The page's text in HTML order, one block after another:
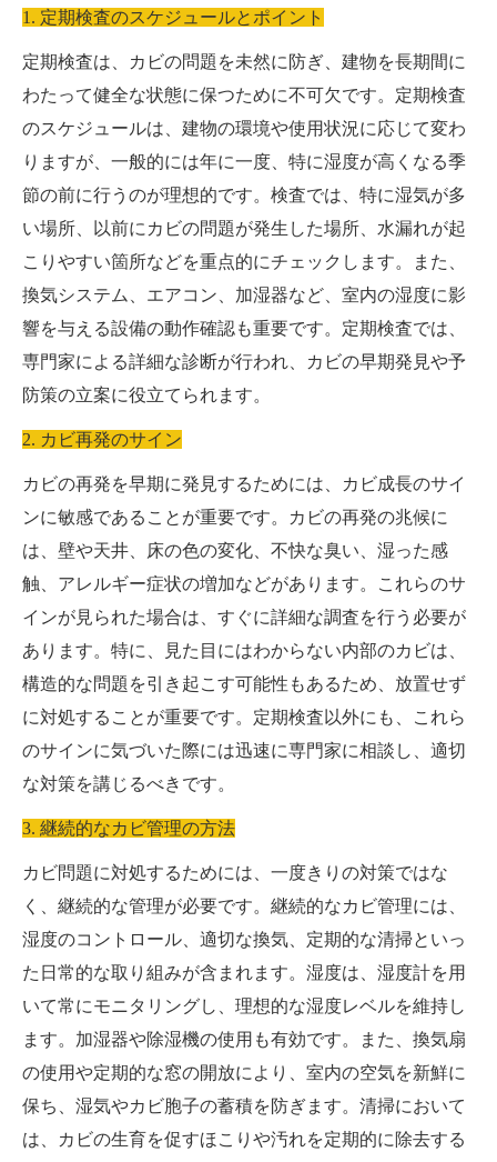
1. 定期検査のスケジュールとポイント
定期検査は、カビの問題を未然に防ぎ、建物を長期間に
わたって健全な状態に保つために不可欠です。定期検査
のスケジュールは、建物の環境や使用状況に応じて変わ
りますが、一般的には年に一度、特に湿度が高くなる季
節の前に行うのが理想的です。検査では、特に湿気が多
い場所、以前にカビの問題が発生した場所、水漏れが起
こりやすい箇所などを重点的にチェックします。また、
換気システム、エアコン、加湿器など、室内の湿度に影
響を与える設備の動作確認も重要です。定期検査では、
専門家による詳細な診断が行われ、カビの早期発見や予
防策の立案に役立てられます。
2. カビ再発のサイン
カビの再発を早期に発見するためには、カビ成長のサイ
ンに敏感であることが重要です。カビの再発の兆候に
は、壁や天井、床の色の変化、不快な臭い、湿った感
触、アレルギー症状の増加などがあります。これらのサ
インが見られた場合は、すぐに詳細な調査を行う必要が
あります。特に、見た目にはわからない内部のカビは、
構造的な問題を引き起こす可能性もあるため、放置せず
に対処することが重要です。定期検査以外にも、これら
のサインに気づいた際には迅速に専門家に相談し、適切
な対策を講じるべきです。
3. 継続的なカビ管理の方法
カビ問題に対処するためには、一度きりの対策ではな
く、継続的な管理が必要です。継続的なカビ管理には、
湿度のコントロール、適切な換気、定期的な清掃といっ
た日常的な取り組みが含まれます。湿度は、湿度計を用
いて常にモニタリングし、理想的な湿度レベルを維持し
ます。加湿器や除湿機の使用も有効です。また、換気扇
の使用や定期的な窓の開放により、室内の空気を新鮮に
保ち、湿気やカビ胞子の蓄積を防ぎます。清掃において
は、カビの生育を促すほこりや汚れを定期的に除去する